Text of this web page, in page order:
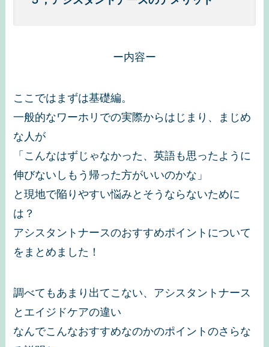
ー内容ー
ここではまずは基礎編。
一般的なワーホリでの実際からはじまり、まじめ
な人が
「こんなはずじゃなかった、英語も思ったように
伸びないしもう帰った方がいいのかな」
と現地で陥りやすい悩みとそうならないために
は？
アシスタントナースのおすすめポイントについて
をまとめました！
調べてもあまり出てこない、アシスタントナース
とエイジドケアの違い
なんでこんなおすすめなのかのポイントのさらな